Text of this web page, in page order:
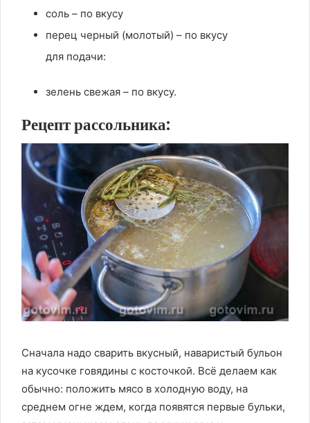
соль – по вкусу
перец черный (молотый) – по вкусу
для подачи:
зелень свежая – по вкусу.
Рецепт рассольника:
Сначала надо сварить вкусный, наваристый бульон
на кусочке говядины с косточкой. Всё делаем как
обычно: положить мясо в холодную воду, на
среднем огне ждем, когда появятся первые бульки,